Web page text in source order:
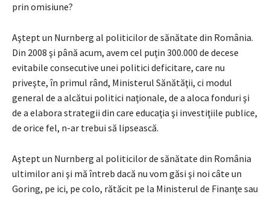
prin omisiune?
Aştept un Nurnberg al politicilor de sănătate din România.
Din 2008 şi până acum, avem cel puţin 300.000 de decese
evitabile consecutive unei politici deficitare, care nu
priveşte, în primul rând, Ministerul Sănătăţii, ci modul
general de a alcătui politici naţionale, de a aloca fonduri şi
de a elabora strategii din care educaţia şi investiţiile publice,
de orice fel, n-ar trebui să lipsească.
Aştept un Nurnberg al politicilor de sănătate din România
ultimilor ani şi mă întreb dacă nu vom găsi şi noi câte un
Goring, pe ici, pe colo, rătăcit pe la Ministerul de Finanţe sau